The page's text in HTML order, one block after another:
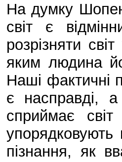
На думку
світ є
розрізняти
яким людина
Наші фактичні
є насправді,
сприймає
пізнання, як